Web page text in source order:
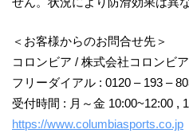
＜お客様からのお問合せ先＞
コロンビア / 株式会社コロンビ
フリーダイアル : 0120 – 193 –
受付時間 : 月～金 10:00~12:00 ,
https://www.columbiasports.co.jp